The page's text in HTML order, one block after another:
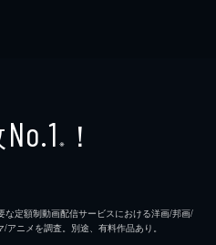
No.1 ※ ！
定額制動画配信サービスにおける洋画/邦画/
ニメを調査。別途、有料作品あり。